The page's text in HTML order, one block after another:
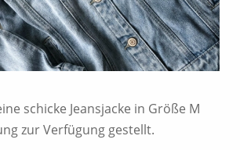
schicke Jeansjacke in Größe M
zur Verfügung gestellt.